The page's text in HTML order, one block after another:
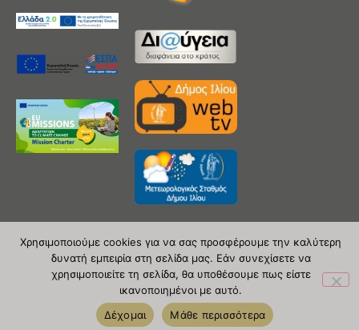
Copyright 2020 © Δήμος Ιλίου
| powered by Evolutionprojects
Χρησιμοποιούμε cookies για να σας προσφέρουμε την καλύτερη
δυνατή εμπειρία στη σελίδα μας. Εάν συνεχίσετε να
χρησιμοποιείτε τη σελίδα, θα υποθέσουμε πως είστε
ικανοποιημένοι με αυτό.
Δέχομαι
Μάθε περισσότερα